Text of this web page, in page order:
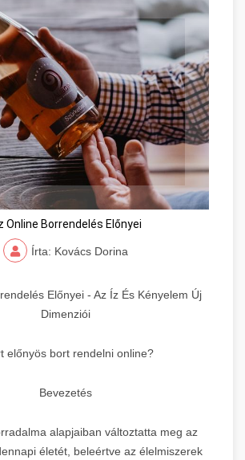
Online Borrendelés Előnyei
Írta: Kovács Dorina
Előnyei - Az Íz És Kényelem Új
Dimenziói
előnyös bort rendelni online?
Bevezetés
alapjaiban változtatta meg az
életét, beleértve az élelmiszerek